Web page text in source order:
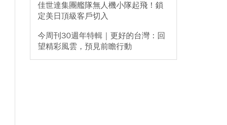
佳世達集團艦隊無人機小隊起飛！鎖
定美日頂級客戶切入
今周刊30週年特輯｜更好的台灣：回
望精彩風雲，預見前瞻行動